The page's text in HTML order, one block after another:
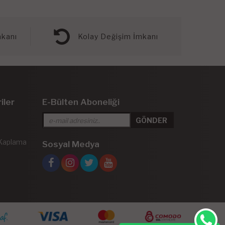
Kolay Değişim İmkanı
E-Bülten Aboneliği
Sosyal Medya